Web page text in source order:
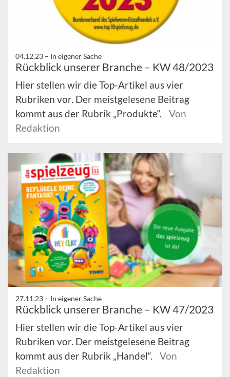
04.12.23 – In eigener Sache
Rückblick unserer Branche – KW 48/2023
Hier stellen wir die Top-Artikel aus vier
Rubriken vor. Der meistgelesene Beitrag
kommt aus der Rubrik „Produkte“.
Von
Redaktion
27.11.23 – In eigener Sache
Rückblick unserer Branche – KW 47/2023
Hier stellen wir die Top-Artikel aus vier
Rubriken vor. Der meistgelesene Beitrag
kommt aus der Rubrik „Handel“.
Von
Redaktion